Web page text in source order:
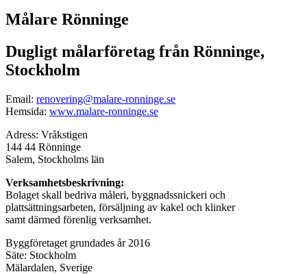
Målare Rönninge
Dugligt målarföretag från Rönninge,
Stockholm
Email: renovering@malare-ronninge.se
Hemsida: www.malare-ronninge.se
Adress: Vråkstigen
144 44 Rönninge
Salem, Stockholms län
Verksamhetsbeskrivning:
Bolaget skall bedriva måleri, byggnadssnickeri och
plattsättningsarbeten, försäljning av kakel och klinker
samt därmed förenlig verksamhet.
Byggföretaget grundades år 2016
Säte: Stockholm
Mälardalen, Sverige